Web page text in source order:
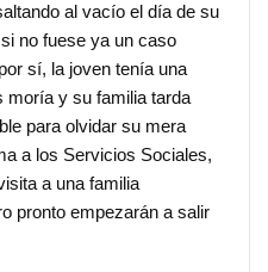
al vacío el día de su
no fuese ya un caso
sí, la joven tenía una
moría y su familia tarda
para olvidar su mera
a los Servicios Sociales,
a una familia
pronto empezarán a salir